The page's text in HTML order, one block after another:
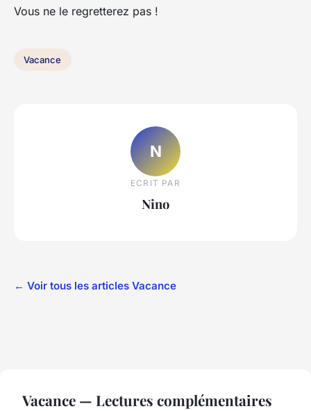
Vous ne le regretterez pas !
Vacance
N
ECRIT PAR
Nino
← Voir tous les articles Vacance
Vacance — Lectures complémentaires